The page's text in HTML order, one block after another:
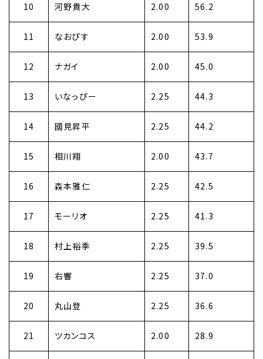
10 河野貴大 2.00 56.2
11 なおぴす 2.00 53.9
12 ナガイ 2.00 45.0
13 いなっぴー 2.25 44.3
14 國見昇平 2.25 44.2
15 相川翔 2.00 43.7
16 森本雅仁 2.25 42.5
17 モーリオ 2.25 41.3
18 村上裕季 2.25 39.5
19 右響 2.25 37.0
20 丸山登 2.25 36.6
21 ツカンコス 2.00 28.9